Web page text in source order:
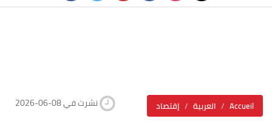
إقتصاد العربية Accueil 2026-06-08 نشرت في